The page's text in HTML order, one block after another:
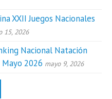
XXII Juegos Nacionales
15, 2026
Nacional Natación
Mayo 2026 mayo 9, 2026